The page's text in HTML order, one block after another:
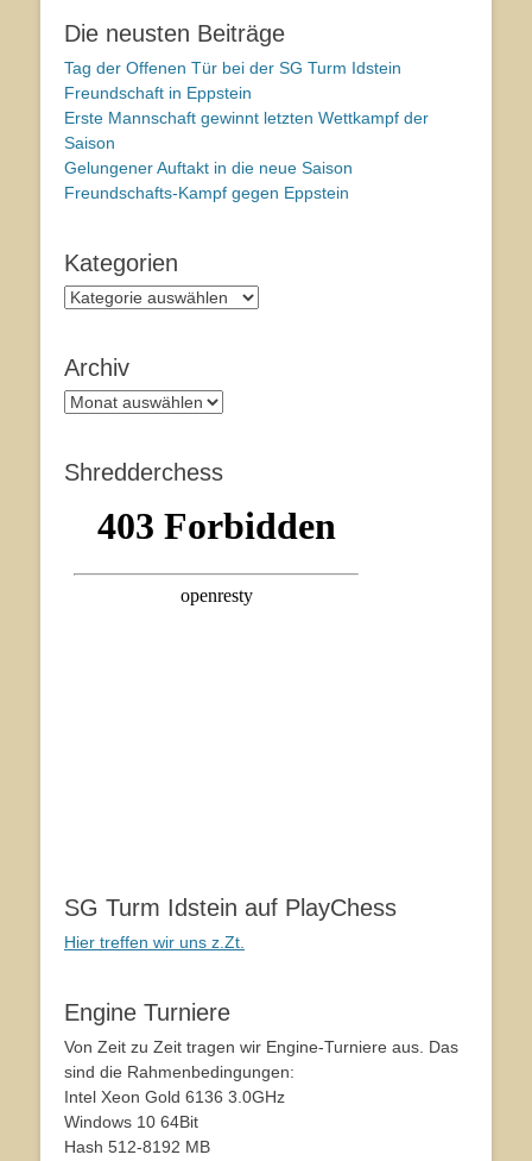
Die neusten Beiträge
Tag der Offenen Tür bei der SG Turm Idstein
Freundschaft in Eppstein
Erste Mannschaft gewinnt letzten Wettkampf der
Saison
Gelungener Auftakt in die neue Saison
Freundschafts-Kampf gegen Eppstein
Kategorien
Kategorien
Archiv
Archiv
Shredderchess
SG Turm Idstein auf PlayChess
Hier treffen wir uns z.Zt.
Engine Turniere
Von Zeit zu Zeit tragen wir Engine-Turniere aus. Das
sind die Rahmenbedingungen:
Intel Xeon Gold 6136 3.0GHz
Windows 10 64Bit
Hash 512-8192 MB